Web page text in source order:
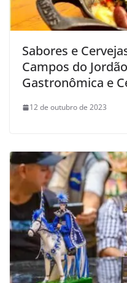
Sabores e
Campos do
Gastronômica e
12 de outubro de 2023